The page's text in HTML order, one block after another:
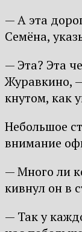
— А эта
Семёна,
— Эта? Эта
Журавкино,
кнутом, как
Небольшое
внимание
— Много ли
кивнул он в
— Так у